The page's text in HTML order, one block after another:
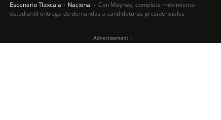
Escenario Tlaxcala Nacional
Con Maynez, completa movimiento
estudiantil entrega de demandas a candidaturas presidenciales
- Advertisement -